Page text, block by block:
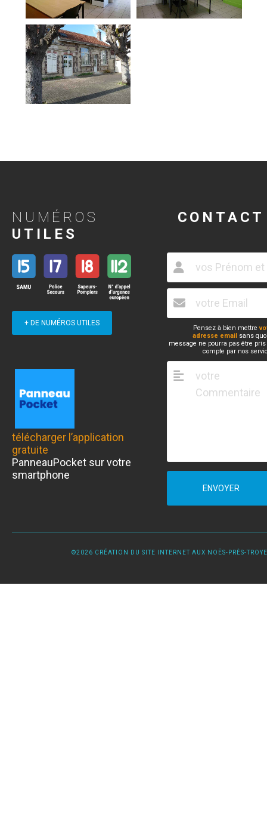
NUMÉROS
UTILES
+ DE NUMÉROS UTILES
télécharger l’application
gratuite
PanneauPocket sur votre
smartphone
CONTACT
Pensez à bien mettre
adresse email sans
message ne pourra pas être
compte par nos
ENVOYER
©2026 CRÉATION DU SITE INTERNET AUX NOËS-PRÈS-